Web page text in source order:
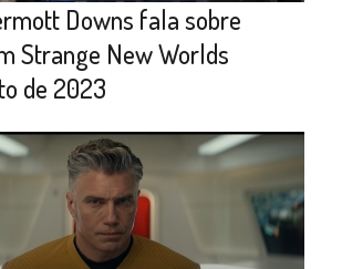
Downs fala sobre
Strange New Worlds
de 2023